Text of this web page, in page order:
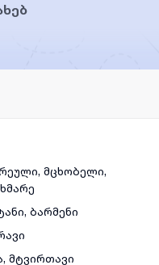
მცხობელი,
ბარმენი
მტვირთავი